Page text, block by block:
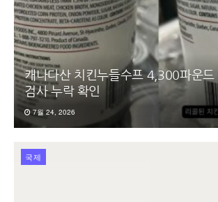
캐나다산 치킨누들수프 4,300파운
검사 누락 확인
7월 24, 2026
국제